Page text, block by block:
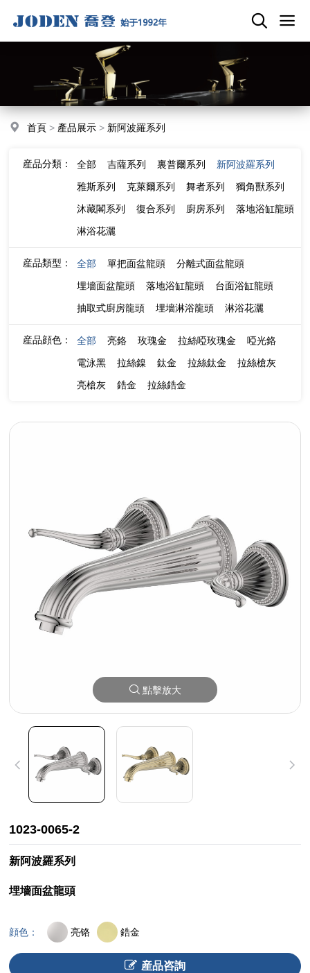
首頁 > 產品展示 > 新阿波羅系列
産品分類： 全部 吉薩系列 裏普爾系列
新阿波羅系列
雅斯系列
克萊爾系列 舞者系列
獨角獸系列
沐藏閣系列
復合系列 廚房系列
落地浴缸龍頭
淋浴花灑
産品類型： 全部 單把面盆龍頭
分離式面盆龍頭
埋墻面盆龍頭
落地浴缸龍頭
台面浴缸龍頭
抽取式廚房龍頭
埋墻淋浴龍頭 淋浴花灑
産品顔色： 全部 亮鉻 玫瑰金 拉絲啞玫瑰金
啞光鉻
電泳黑
拉絲鎳 鈦金 拉絲鈦金
拉絲槍灰
亮槍灰
鋯金 拉絲鋯金
點擊放大
1023-0065-2
新阿波羅系列
埋墻面盆龍頭
顔色： 亮铬 鋯金
産品咨詢